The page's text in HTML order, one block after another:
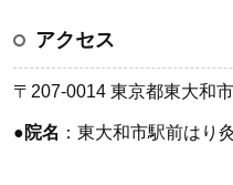
アクセス
〒207-0014 東京都東大和
●院名 ：東大和市駅前はり